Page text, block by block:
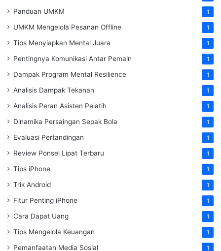
Panduan UMKM 1
UMKM Mengelola Pesanan Offline 1
Tips Menyiapkan Mental Juara 1
Pentingnya Komunikasi Antar Pemain 1
Dampak Program Mental Resilience 1
Analisis Dampak Tekanan 1
Analisis Peran Asisten Pelatih 1
Dinamika Persaingan Sepak Bola 1
Evaluasi Pertandingan 1
Review Ponsel Lipat Terbaru 1
Tips iPhone 1
Trik Android 1
Fitur Penting iPhone 1
Cara Dapat Uang 1
Tips Mengelola Keuangan 1
Pemanfaatan Media Sosial 1